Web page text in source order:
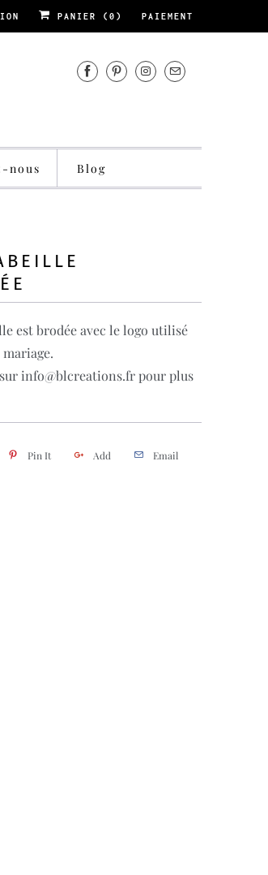
PANIER ( 0 ) PAIEMENT
nous Blog
est brodée avec le logo utilisé
info@blcreations.fr pour plus
Pin It Add Email